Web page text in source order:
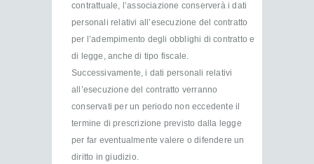
contrattuale, l’associazione conserverà i dati
personali relativi all’esecuzione del contratto
per l’adempimento degli obblighi di contratto e
di legge, anche di tipo fiscale.
Successivamente, i dati personali relativi
all’esecuzione del contratto verranno
conservati per un periodo non eccedente il
termine di prescrizione previsto dalla legge
per far eventualmente valere o difendere un
diritto in giudizio.